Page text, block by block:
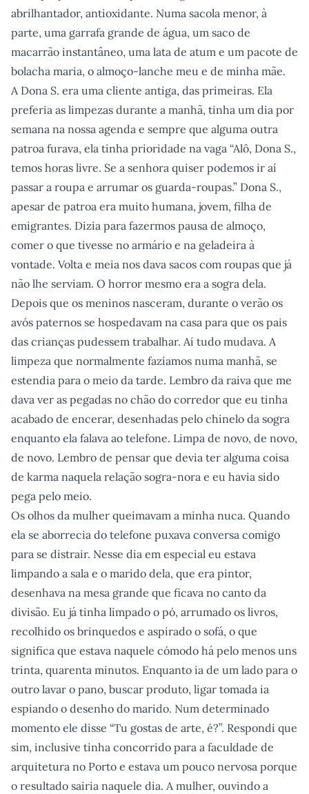
abrilhantador, antioxidante. Numa sacola menor, à
parte, uma garrafa grande de água, um saco de
macarrão instantâneo, uma lata de atum e um pacote de
bolacha maria, o almoço-lanche meu e de minha mãe.
A Dona S. era uma cliente antiga, das primeiras. Ela
preferia as limpezas durante a manhã, tinha um dia por
semana na nossa agenda e sempre que alguma outra
patroa furava, ela tinha prioridade na vaga “Alô, Dona S.,
temos horas livre. Se a senhora quiser podemos ir aí
passar a roupa e arrumar os guarda-roupas.” Dona S.,
apesar de patroa era muito humana, jovem, filha de
emigrantes. Dizia para fazermos pausa de almoço,
comer o que tivesse no armário e na geladeira à
vontade. Volta e meia nos dava sacos com roupas que já
não lhe serviam. O horror mesmo era a sogra dela.
Depois que os meninos nasceram, durante o verão os
avós paternos se hospedavam na casa para que os pais
das crianças pudessem trabalhar. Aí tudo mudava. A
limpeza que normalmente fazíamos numa manhã, se
estendia para o meio da tarde. Lembro da raiva que me
dava ver as pegadas no chão do corredor que eu tinha
acabado de encerar, desenhadas pelo chinelo da sogra
enquanto ela falava ao telefone. Limpa de novo, de novo,
de novo. Lembro de pensar que devia ter alguma coisa
de karma naquela relação sogra-nora e eu havia sido
pega pelo meio.
Os olhos da mulher queimavam a minha nuca. Quando
ela se aborrecia do telefone puxava conversa comigo
para se distrair. Nesse dia em especial eu estava
limpando a sala e o marido dela, que era pintor,
desenhava na mesa grande que ficava no canto da
divisão. Eu já tinha limpado o pó, arrumado os livros,
recolhido os brinquedos e aspirado o sofá, o que
significa que estava naquele cómodo há pelo menos uns
trinta, quarenta minutos. Enquanto ia de um lado para o
outro lavar o pano, buscar produto, ligar tomada ia
espiando o desenho do marido. Num determinado
momento ele disse “Tu gostas de arte, é?”. Respondi que
sim, inclusive tinha concorrido para a faculdade de
arquitetura no Porto e estava um pouco nervosa porque
o resultado sairia naquele dia. A mulher, ouvindo a